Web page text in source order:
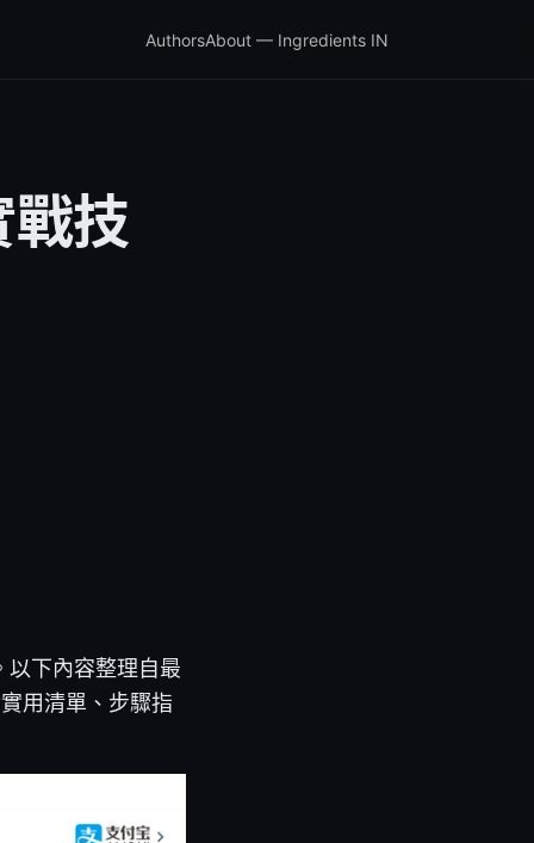
AuthorsAbout — Ingredients IN
技
以下內容整理自最
用清單、步驟指